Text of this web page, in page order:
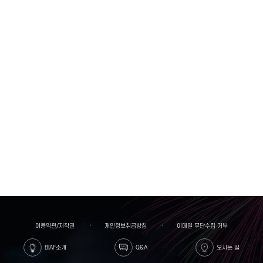
이용약관/저작권 개인정보취급방침 이메일 무단수집 거부
BIAF소개 Q&A 오시는 길